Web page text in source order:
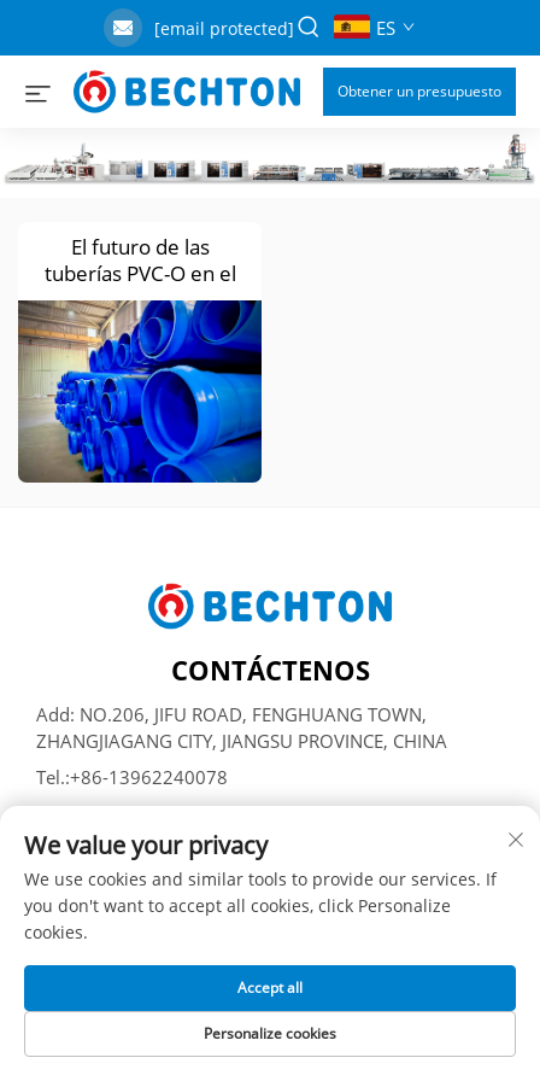
[email protected] ES
Obtener un presupuesto
El futuro de las
tuberías PVC-O en el
norte de África
CONTÁCTENOS
Add: NO.206, JIFU ROAD, FENGHUANG TOWN,
ZHANGJIAGANG CITY, JIANGSU PROVINCE, CHINA
Tel.:+86-13962240078
Correo electrónico:[email protected]
Derechos de autor © SUZHOU BECHTON PLASTIC
We value your privacy
We use cookies and similar tools to provide our services. If
you don't want to accept all cookies, click Personalize
cookies.
Personalize cookies
Accept all